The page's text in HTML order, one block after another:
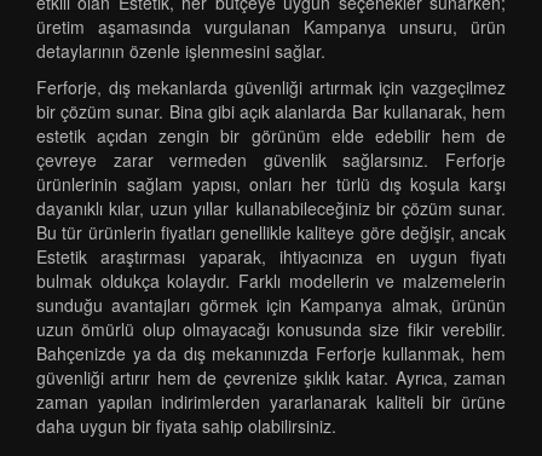
üretim aşamasında vurgulanan Kampanya unsuru, ürün
detaylarının özenle işlenmesini sağlar.
Ferforje, dış mekanlarda güvenliği artırmak için vazgeçilmez
bir çözüm sunar. Bina gibi açık alanlarda Bar kullanarak, hem
estetik açıdan zengin bir görünüm elde edebilir hem de
çevreye zarar vermeden güvenlik sağlarsınız. Ferforje
ürünlerinin sağlam yapısı, onları her türlü dış koşula karşı
dayanıklı kılar, uzun yıllar kullanabileceğiniz bir çözüm sunar.
Bu tür ürünlerin fiyatları genellikle kaliteye göre değişir, ancak
Estetik araştırması yaparak, ihtiyacınıza en uygun fiyatı
bulmak oldukça kolaydır. Farklı modellerin ve malzemelerin
sunduğu avantajları görmek için Kampanya almak, ürünün
uzun ömürlü olup olmayacağı konusunda size fikir verebilir.
Bahçenizde ya da dış mekanınızda Ferforje kullanmak, hem
güvenliği artırır hem de çevrenize şıklık katar. Ayrıca, zaman
zaman yapılan indirimlerden yararlanarak kaliteli bir ürüne
daha uygun bir fiyata sahip olabilirsiniz.